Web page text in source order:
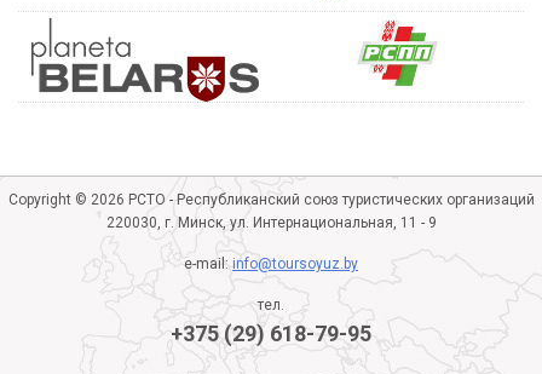
Copyright © 2026 РСТО - Республиканский союз туристических организаций
220030, г. Минск, ул. Интернациональная, 11 - 9
e-mail:info@toursoyuz.by
тел.
+375 (29) 618-79-95